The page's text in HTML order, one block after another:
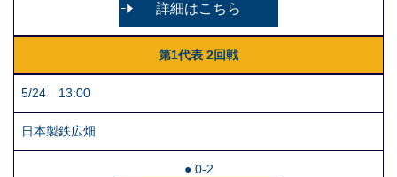
詳細はこちら
第1代表 2回戦
5/24 13:00
日本製鉄広畑
● 0-2